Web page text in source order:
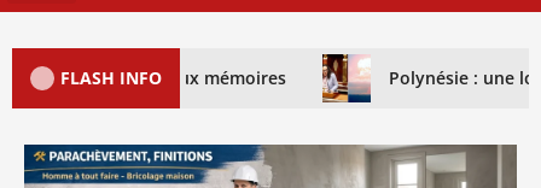
FLASH INFO
deux mémoires Polynésie : une loi Morin enfin